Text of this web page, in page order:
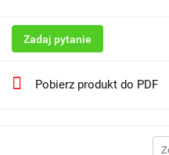
Zadaj pytanie
Pobierz produkt do PDF